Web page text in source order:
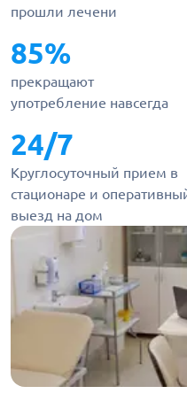
прошли лечени
85%
прекращают
употребление навсегда
24/7
Круглосуточный прием в
стационаре и
выезд на дом